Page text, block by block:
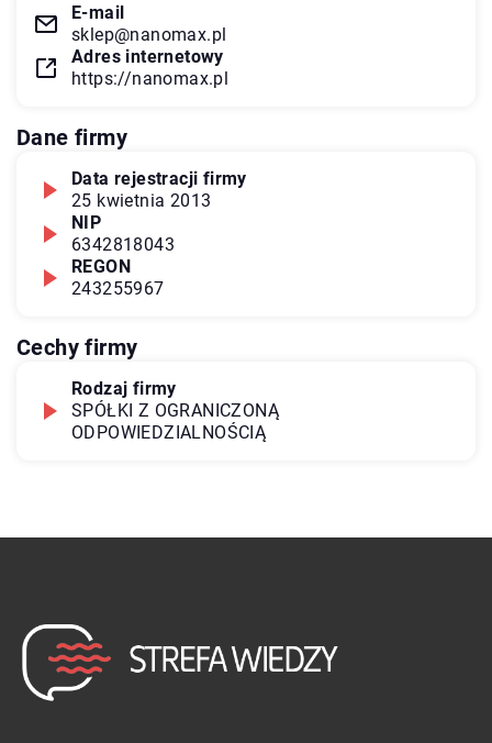
E-mail
sklep@nanomax.pl
Adres internetowy
https://nanomax.pl
Dane firmy
Data rejestracji firmy
25 kwietnia 2013
NIP
6342818043
REGON
243255967
Cechy firmy
Rodzaj firmy
SPÓŁKI Z OGRANICZONĄ
ODPOWIEDZIALNOŚCIĄ